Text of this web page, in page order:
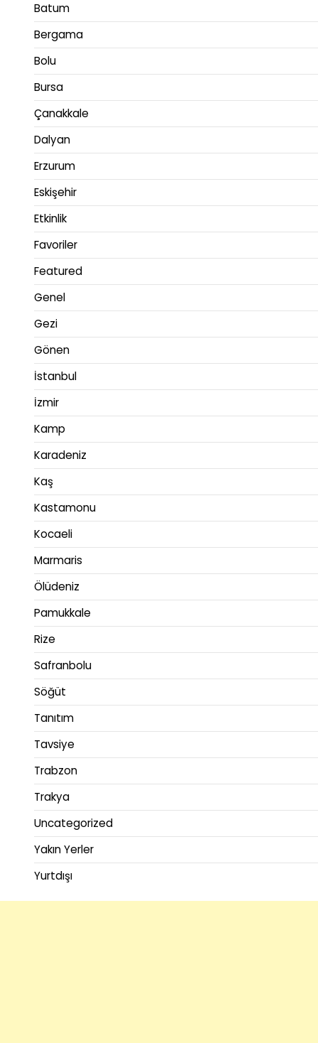
Batum
Bergama
Bolu
Bursa
Çanakkale
Dalyan
Erzurum
Eskişehir
Etkinlik
Favoriler
Featured
Genel
Gezi
Gönen
İstanbul
İzmir
Kamp
Karadeniz
Kaş
Kastamonu
Kocaeli
Marmaris
Ölüdeniz
Pamukkale
Rize
Safranbolu
Söğüt
Tanıtım
Tavsiye
Trabzon
Trakya
Uncategorized
Yakın Yerler
Yurtdışı